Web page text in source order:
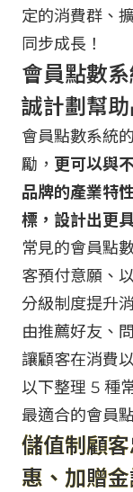
定的消費群、
同步成長！
會員點數
誠計劃幫
會員點數系統
勵， 更可以與
品牌的產業特
標，設計出更
常見的會員點
客預付意願、
分級制度提升
由推薦好友、
讓顧客在消費
以下整理 5 種
最適合的會員
儲值制顧
惠、加贈